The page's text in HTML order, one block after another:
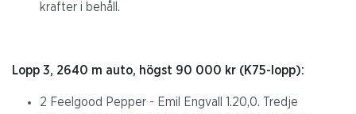
krafter i behåll.
Lopp 3, 2640 m auto, högst 90 000 kr (K75-lopp):
2 Feelgood Pepper - Emil Engvall 1.20,0. Tredje